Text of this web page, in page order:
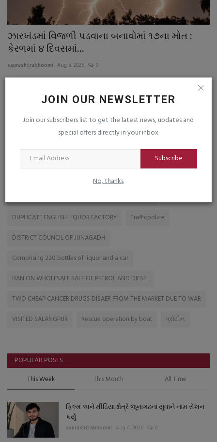
JOIN OUR NEWSLETTER
Join our subscribers list to get the latest news, updates and
special offers directly in your inbox
Subscribe
No, thanks
ઝારખંડમાં વિજળી પડવાના બનાવોમાં ૧૭ના મોત :
કેરળમાં ૪ દિવસમાં...
saurashtrabhoomi Aug 5, 2026 0
DHRAM DWAJA
Another achievement of Gujarat
Petrol-Diesel Price
DUPLICATE ENGLISH LIQUOR FACTORY
Trafficpolice
DISTRICT COUNCIL OF JUNAGADH
Comprising 220 bottles of liquor and a car
BAN ON WHOLESALE SALE OF PETROL AND DIESEL
TWO CHEAP CANCER DRUGS DISAER FROM THE MARKET DUE TO WAR
VISITED SALANGPUR
Rescue operation by boat પ્રોટીન
POPULAR POSTS
This Week This Month All Time
ફિલ્મ અને મીડિયા ક્ષેત્રે જૂનાગઢનાં યુવાને નામ રોશન
કર્યું
saurashtrabhoomi Aug 4, 2026 0